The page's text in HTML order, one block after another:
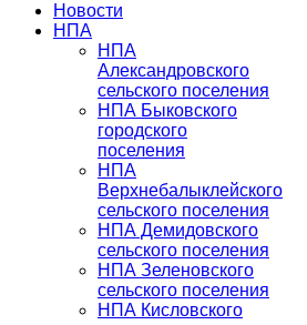
Новости
НПА
НПА
Александровского
сельского поселения
НПА Быковского
городского
поселения
НПА
Верхнебалыклейского
сельского поселения
НПА Демидовского
сельского поселения
НПА Зеленовского
сельского поселения
НПА Кисловского